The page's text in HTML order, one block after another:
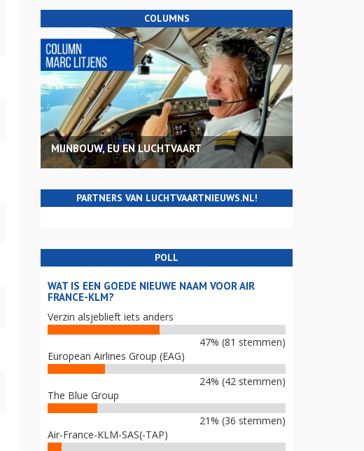
COLUMNS
MIJNBOUW, EU EN LUCHTVAART
PARTNERS VAN LUCHTVAARTNIEUWS.NL!
POLL
WAT IS EEN GOEDE NIEUWE NAAM VOOR AIR
FRANCE-KLM?
Verzin alsjeblieft iets anders
47% (81 stemmen)
European Airlines Group (EAG)
24% (42 stemmen)
The Blue Group
21% (36 stemmen)
Air-France-KLM-SAS(-TAP)